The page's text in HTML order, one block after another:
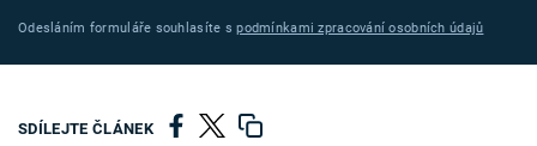
Odesláním formuláře souhlasíte spodmínkami zpracování osobních údajů
SDÍLEJTE ČLÁNEK